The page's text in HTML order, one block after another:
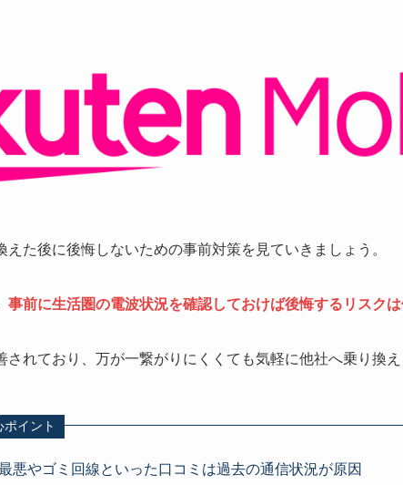
えた後に後悔しないための事前対策を見ていきましょう。
事前に生活圏の電波状況を確認しておけば後悔するリスク
されており、万が一繋がりにくくても気軽に他社へ乗り換
イント
悪やゴミ回線といった口コミは過去の通信状況が原因